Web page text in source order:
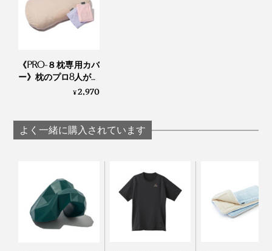
硬めの感触ですが、ほどよい弾力もあるので、重たいア
タマを支えながら、体の曲線にフィットしてくれます。
チ”で寝てもらいましたが、初日から「これ、いいね」
と好評でした。
じつは、長年「枕が合わない」「なんか首がスッキリし
ない」とボヤいていた夫。
「やっといい枕、見つかった！」と喜んでいたのです
が、「先に知ってたら、こっちを買ったかも」と漏らし
たほど、“プロハチ”を絶賛。
《PRO-８枕専用カバ
ー》枕のプロ8人がこ
だわってつくった“低
チ）枕 ディーブレス
¥2,970
よく一緒に購入されています